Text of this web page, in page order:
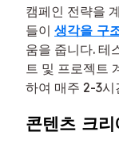
캠페인 전략을
들이 생각을 구
움을 줍니다. 테
트 및 프로젝트
하여 매주 2-3
콘텐츠 크